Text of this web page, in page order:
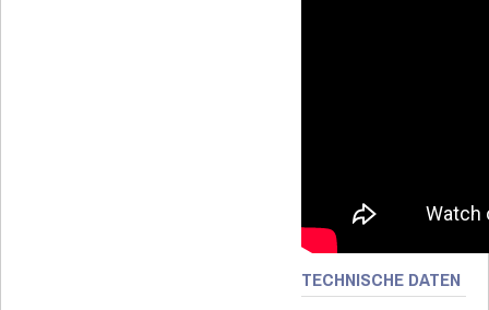
TECHNISCHE DATEN